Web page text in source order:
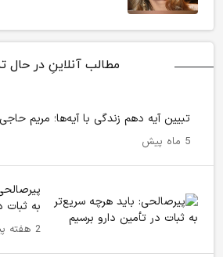
مطالب آنلاینِ در حال
تبیین آیه دهم زندگی با آیه‌ها؛ مریم حاجی
5 ماه پیش
به ثبات
2 هفته پیش